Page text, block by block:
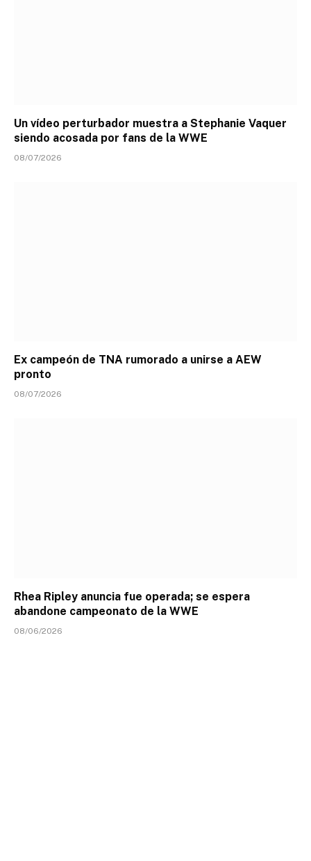
Un vídeo perturbador muestra a Stephanie Vaquer
siendo acosada por fans de la WWE
08/07/2026
Ex campeón de TNA rumorado a unirse a AEW
pronto
08/07/2026
Rhea Ripley anuncia fue operada; se espera
abandone campeonato de la WWE
08/06/2026